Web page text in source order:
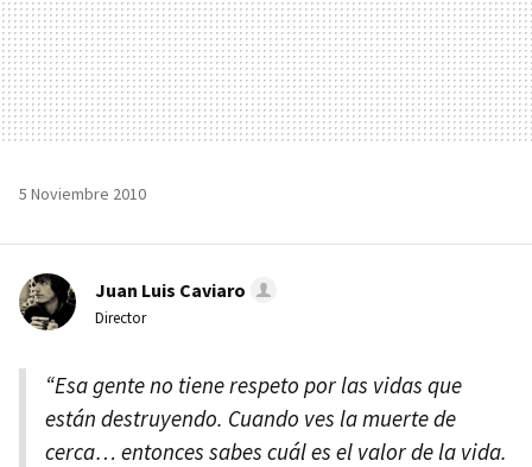
5 Noviembre 2010
Juan Luis Caviaro
Director
“Esa gente no tiene respeto por las vidas que
están destruyendo. Cuando ves la muerte de
cerca… entonces sabes cuál es el valor de la vida.